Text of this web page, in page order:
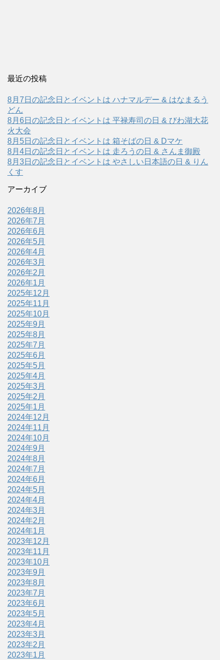
最近の投稿
8月7日の記念日とイベントは ハナマルデー & はなまるう
どん
8月6日の記念日とイベントは 平禄寿司の日 & びわ湖大花
火大会
8月5日の記念日とイベントは 箱そばの日 & Dマケ
8月4日の記念日とイベントは 走ろうの日 & さんま御殿
8月3日の記念日とイベントは やさしい日本語の日 & りん
くす
アーカイブ
2026年8月
2026年7月
2026年6月
2026年5月
2026年4月
2026年3月
2026年2月
2026年1月
2025年12月
2025年11月
2025年10月
2025年9月
2025年8月
2025年7月
2025年6月
2025年5月
2025年4月
2025年3月
2025年2月
2025年1月
2024年12月
2024年11月
2024年10月
2024年9月
2024年8月
2024年7月
2024年6月
2024年5月
2024年4月
2024年3月
2024年2月
2024年1月
2023年12月
2023年11月
2023年10月
2023年9月
2023年8月
2023年7月
2023年6月
2023年5月
2023年4月
2023年3月
2023年2月
2023年1月